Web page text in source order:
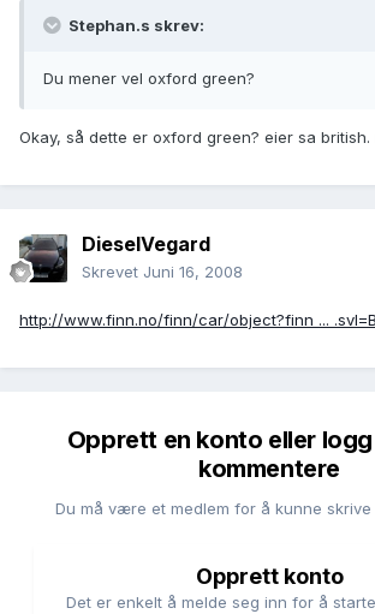
Stephan.s skrev:
Du mener vel oxford green?
Okay, så dette er oxford green? eier sa
DieselVegard
Skrevet Juni 16, 2008
http://www.finn.no/finn/car/object?finn ...
Opprett en konto eller
kommentere
Du må være et medlem for å kunne skrive
Opprett konto
Det er enkelt å melde seg inn for å